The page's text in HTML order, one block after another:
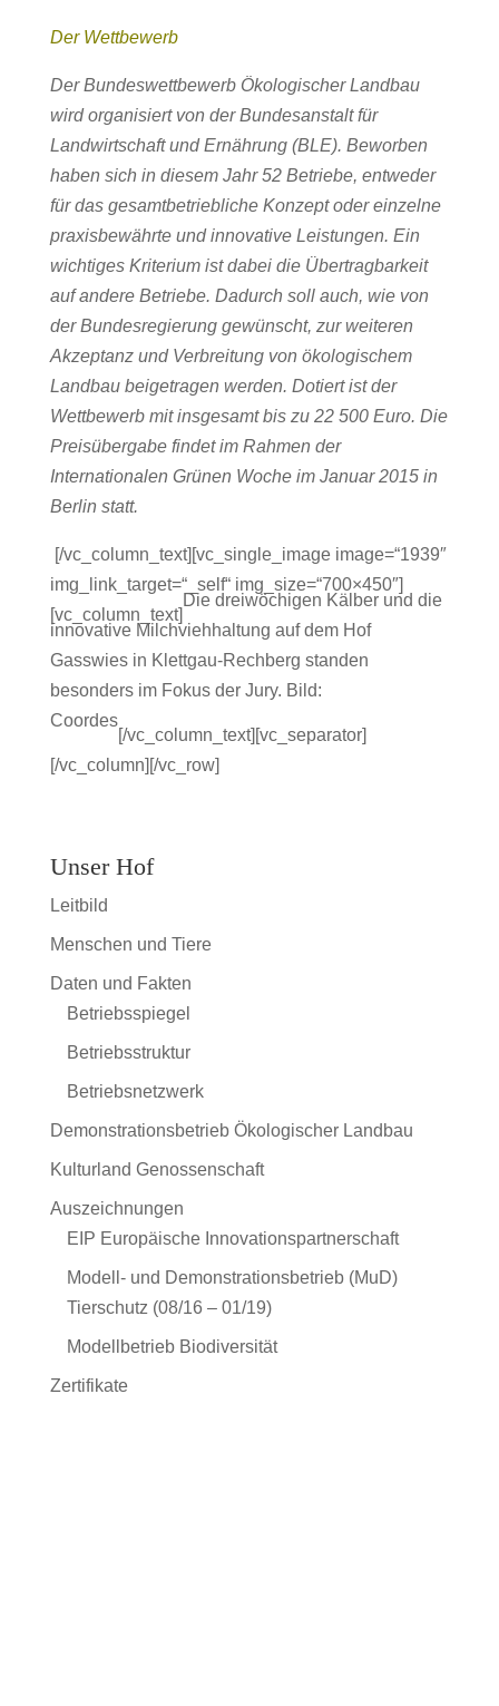
Der Wettbewerb
Der Bundeswettbewerb Ökologischer Landbau
wird organisiert von der Bundesanstalt für
Landwirtschaft und Ernährung (BLE). Beworben
haben sich in diesem Jahr 52 Betriebe, entweder
für das gesamtbetriebliche Konzept oder einzelne
praxisbewährte und innovative Leistungen. Ein
wichtiges Kriterium ist dabei die Übertragbarkeit
auf andere Betriebe. Dadurch soll auch, wie von
der Bundesregierung gewünscht, zur weiteren
Akzeptanz und Verbreitung von ökologischem
Landbau beigetragen werden. Dotiert ist der
Wettbewerb mit insgesamt bis zu 22 500 Euro. Die
Preisübergabe findet im Rahmen der
Internationalen Grünen Woche im Januar 2015 in
Berlin statt.
[/vc_column_text][vc_single_image image=“1939″
img_link_target=“_self“ img_size=“700×450″]
[vc_column_text]
Die dreiwöchigen Kälber und die
innovative Milchviehhaltung auf dem Hof
Gasswies in Klettgau-Rechberg standen
besonders im Fokus der Jury. Bild:
Coordes
[/vc_column_text][vc_separator]
[/vc_column][/vc_row]
Unser Hof
Leitbild
Menschen und Tiere
Daten und Fakten
Betriebsspiegel
Betriebsstruktur
Betriebsnetzwerk
Demonstrationsbetrieb Ökologischer Landbau
Kulturland Genossenschaft
Auszeichnungen
EIP Europäische Innovationspartnerschaft
Modell- und Demonstrationsbetrieb (MuD)
Tierschutz (08/16 – 01/19)
Modellbetrieb Biodiversität
Zertifikate